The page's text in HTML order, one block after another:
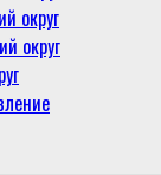
округ
округ